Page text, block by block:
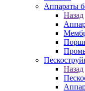
Аппараты
Назад
Назад